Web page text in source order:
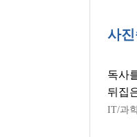
사진
독사
뒤집
IT/과